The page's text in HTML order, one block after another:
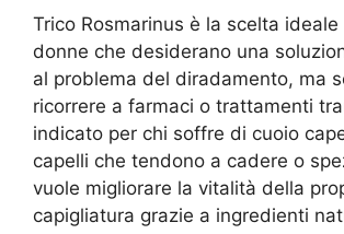
Trico Rosmarinus è la scelta
donne che desiderano una
al problema del diradamento, ma
ricorrere a farmaci o trattamenti
indicato per chi soffre di cuoio
capelli che tendono a cadere o
vuole migliorare la vitalità della
capigliatura grazie a ingredienti